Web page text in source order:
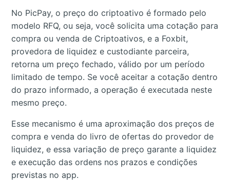
No PicPay, o preço do criptoativo é formado pelo
modelo RFQ, ou seja, você solicita uma cotação para
compra ou venda de Criptoativos, e a Foxbit,
provedora de liquidez e custodiante parceira,
retorna um preço fechado, válido por um período
limitado de tempo. Se você aceitar a cotação dentro
do prazo informado, a operação é executada neste
mesmo preço.
Esse mecanismo é uma aproximação dos preços de
compra e venda do livro de ofertas do provedor de
liquidez, e essa variação de preço garante a liquidez
e execução das ordens nos prazos e condições
previstas no app.